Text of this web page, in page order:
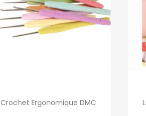
Aperçu rapide
Crochet Ergonomique DMC